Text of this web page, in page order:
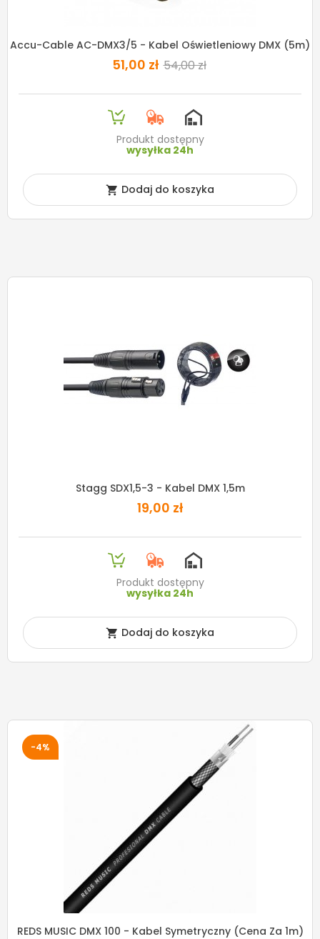
Accu-Cable AC-DMX3/5 - Kabel Oświetleniowy DMX (5m)
51,00 zł 54,00 zł
Produkt dostępny
wysyłka 24h
 Dodaj do koszyka
Stagg SDX1,5-3 - Kabel DMX 1,5m
19,00 zł
Produkt dostępny
wysyłka 24h
 Dodaj do koszyka
-4%
REDS MUSIC DMX 100 - Kabel Symetryczny (cena Za 1m)